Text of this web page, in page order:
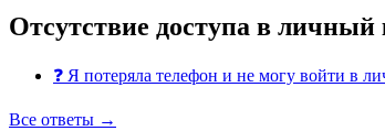
Отсутствие доступа в личный
❓ Я потеряла телефон и не могу войти в
Все ответы →